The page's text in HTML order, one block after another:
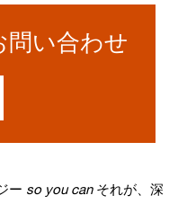
い合わせ
ー so you can それが、深